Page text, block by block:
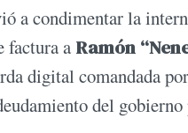
a condimentar la
factura a Ramón
digital comandada por
del